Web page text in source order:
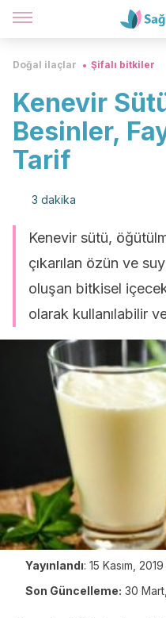
Doğal ilaçlar Şifalı bitkiler
Kenevir
Besinler,
Tarif
3 dakika
Kenevir sütü,
çıkarılan özün ve
oluşan bitkisel
olarak kullanılabilir
Yayınlandı: 15 Kasım,
Son Güncelleme: 30